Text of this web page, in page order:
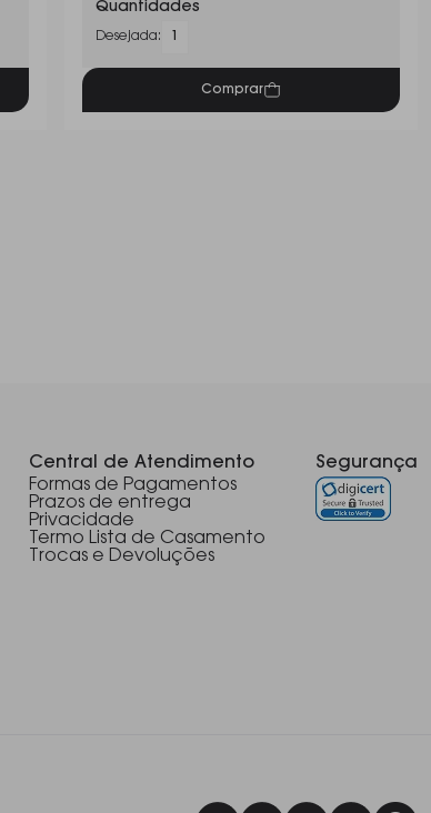
Quantidades
Desejada: 1
Comprar
Central de Atendimento
Formas de Pagamentos
Prazos de entrega
Privacidade
Termo Lista de Casamento
Trocas e Devoluções
Segurança